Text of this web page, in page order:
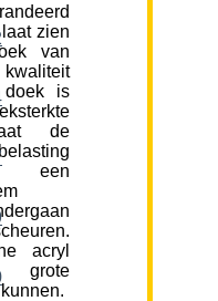
zien
van
doek is
de
acryl
grote